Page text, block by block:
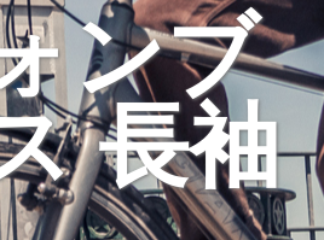
ンブ
長袖